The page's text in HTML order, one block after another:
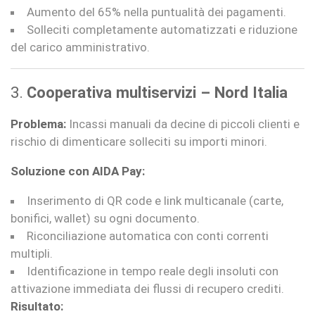
Aumento del 65% nella puntualità dei pagamenti.
Solleciti completamente automatizzati e riduzione
del carico amministrativo.
3. Cooperativa multiservizi – Nord Italia
Problema: Incassi manuali da decine di piccoli clienti e
rischio di dimenticare solleciti su importi minori.
Soluzione con AIDA Pay:
Inserimento di QR code e link multicanale (carte,
bonifici, wallet) su ogni documento.
Riconciliazione automatica con conti correnti
multipli.
Identificazione in tempo reale degli insoluti con
attivazione immediata dei flussi di recupero crediti.
Risultato: